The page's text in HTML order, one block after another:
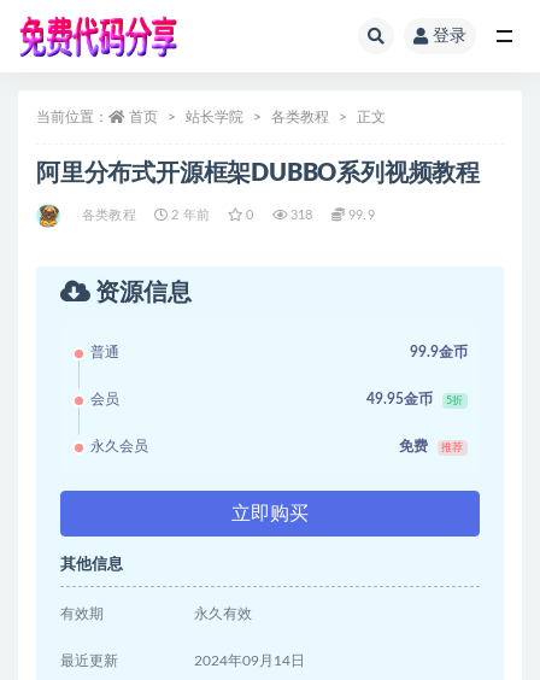
登录
当前位置： 首页 站长学院 各类教程 正文
阿里分布式开源框架DUBBO系列视频教程
各类教程 2 年前 0 318 99.9
资源信息
普通 99.9金币
会员 49.95金币 5折
永久会员 免费 推荐
立即购买
其他信息
有效期 永久有效
最近更新 2024年09月14日